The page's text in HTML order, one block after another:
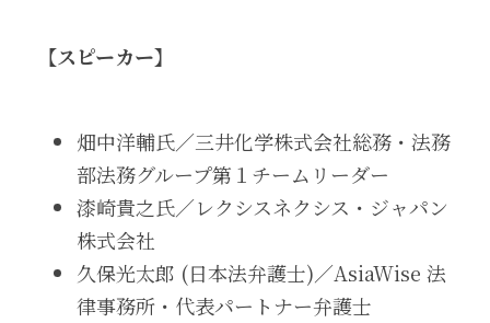
【スピーカー】
畑中洋輔氏／三井化学株式会社総務・法務
部法務グループ第１チームリーダー
漆崎貴之氏／レクシスネクシス・ジャパン
株式会社
久保光太郎 (日本法弁護士)／AsiaWise 法
律事務所・代表パートナー弁護士